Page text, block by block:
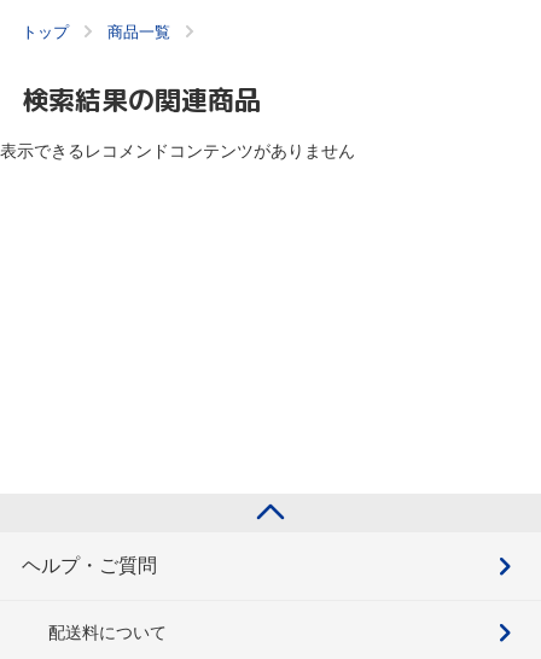
トップ 商品一覧
検索結果の関連商品
表示できるレコメンドコンテンツがありません
ヘルプ・ご質問
配送料について